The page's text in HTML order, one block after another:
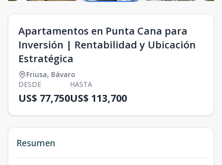
Apartamentos en Punta Cana para
Inversión | Rentabilidad y Ubicación
Estratégica
Friusa, Bávaro
DESDE
US$ 77,750
HASTA
US$ 113,700
Resumen